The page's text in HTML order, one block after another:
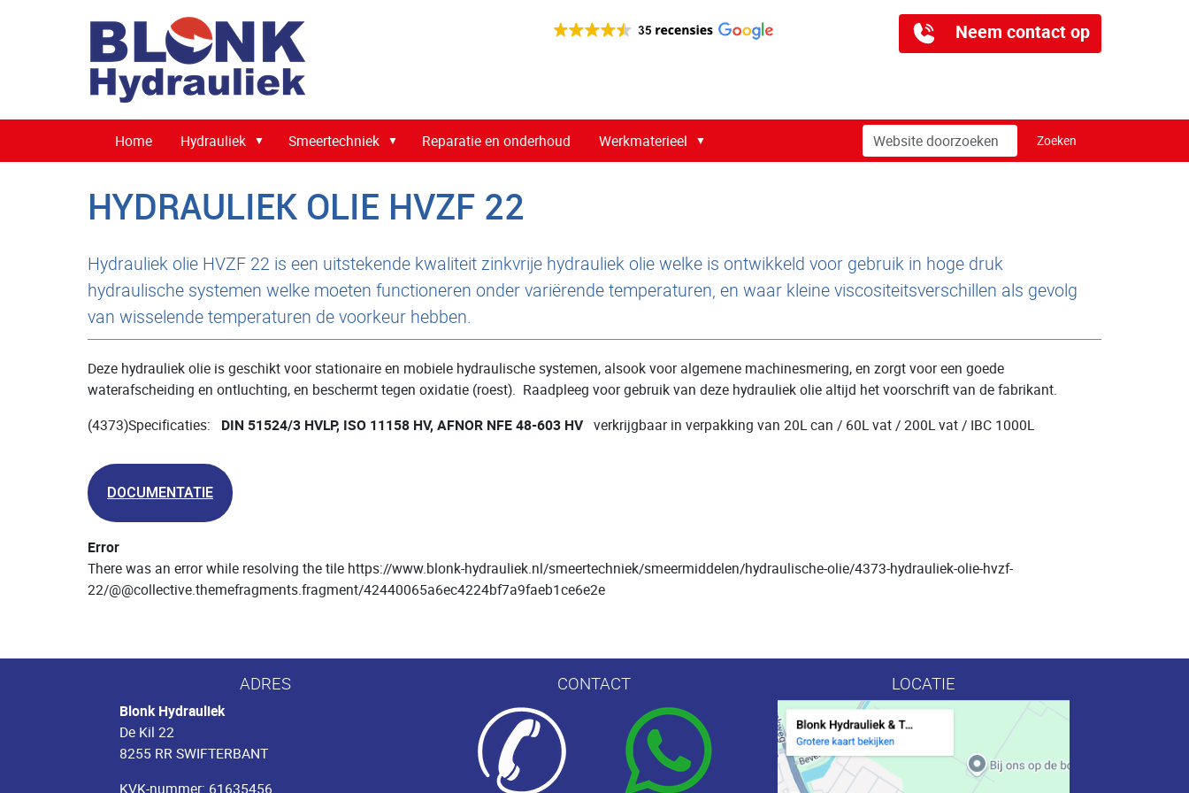
Neem contact op
Home Hydrauliek Smeertechniek Reparatie en onderhoud Werkmaterieel Zoek Zoeken
Geavanceerd
zoeken...
HYDRAULIEK OLIE HVZF 22
Hydrauliek olie HVZF 22 is een uitstekende kwaliteit zinkvrije hydrauliek olie welke is ontwikkeld voor gebruik in hoge druk
hydraulische systemen welke moeten functioneren onder variërende temperaturen, en waar kleine viscositeitsverschillen als gevolg
van wisselende temperaturen de voorkeur hebben.
Deze hydrauliek olie is geschikt voor stationaire en mobiele hydraulische systemen, alsook voor algemene machinesmering, en zorgt voor een goede
waterafscheiding en ontluchting, en beschermt tegen oxidatie (roest). Raadpleeg voor gebruik van deze hydrauliek olie altijd het voorschrift van de fabrikant.
(4373)Specificaties: DIN 51524/3 HVLP, ISO 11158 HV, AFNOR NFE 48-603 HV verkrijgbaar in verpakking van 20L can / 60L vat / 200L vat / IBC 1000L
DOCUMENTATIE
Error
There was an error while resolving the tile https://www.blonk-hydrauliek.nl/smeertechniek/smeermiddelen/hydraulische-olie/4373-hydrauliek-olie-hvzf-
22/@@collective.themefragments.fragment/42440065a6ec4224bf7a9faeb1ce6e2e
ADRES
Blonk Hydrauliek
De Kil 22
8255 RR SWIFTERBANT
KVK-nummer: 61635456
CONTACT LOCATIE